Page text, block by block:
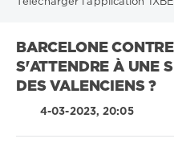
Télécharger l'application
BARCELONE
S'ATTENDRE À UNE
DES VALENCIENS ?
4-03-2023, 20:05